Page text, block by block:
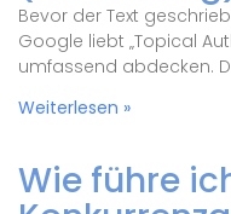
Bevor der Text
Google liebt „Topical
umfassend abdecken.
Weiterlesen »
Wie führe